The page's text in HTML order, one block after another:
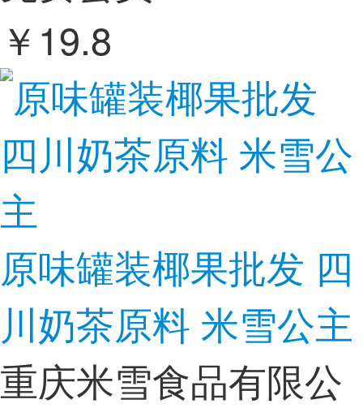
￥ 19.8
原味罐装椰果批发 四
川奶茶原料 米雪公主
重庆米雪食品有限公